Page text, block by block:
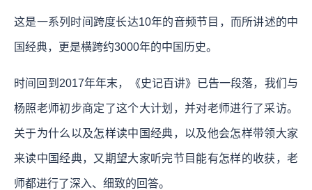
这是一系列时间跨度长达10年的音频节目，而所讲述的中
国经典，更是横跨约3000年的中国历史。
时间回到2017年年末，《史记百讲》已告一段落，我们与
杨照老师初步商定了这个大计划，并对老师进行了采访。
关于为什么以及怎样读中国经典，以及他会怎样带领大家
来读中国经典，又期望大家听完节目能有怎样的收获，老
师都进行了深入、细致的回答。